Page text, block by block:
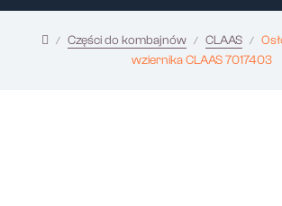
Części do kombajnów CLAAS
wziernika CLAAS 7017403